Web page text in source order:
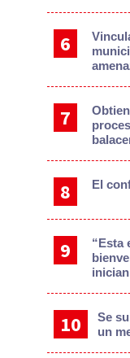
El
“Esta
Se
un